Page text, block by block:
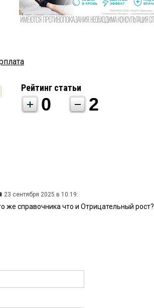
Рейтинг статьи
0 2
23 сентября 2025 в 10:19:
же справочника что и Отрицательный рост?